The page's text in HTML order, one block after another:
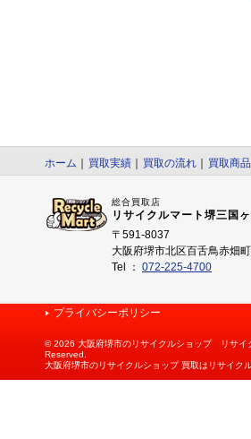
ホーム 買取実績 買取の流れ 買取商品
総合買取店
リサイクルマート堺三国
〒591-8037
大阪府堺市北区百舌鳥赤畑
Tel ： 072-225-4700
プライバシーポリシー
©2026 大阪府堺市のリサイクルショップ リサイ
Reserved.
大阪府堺市のリサイクルショップ 買取はリサイク